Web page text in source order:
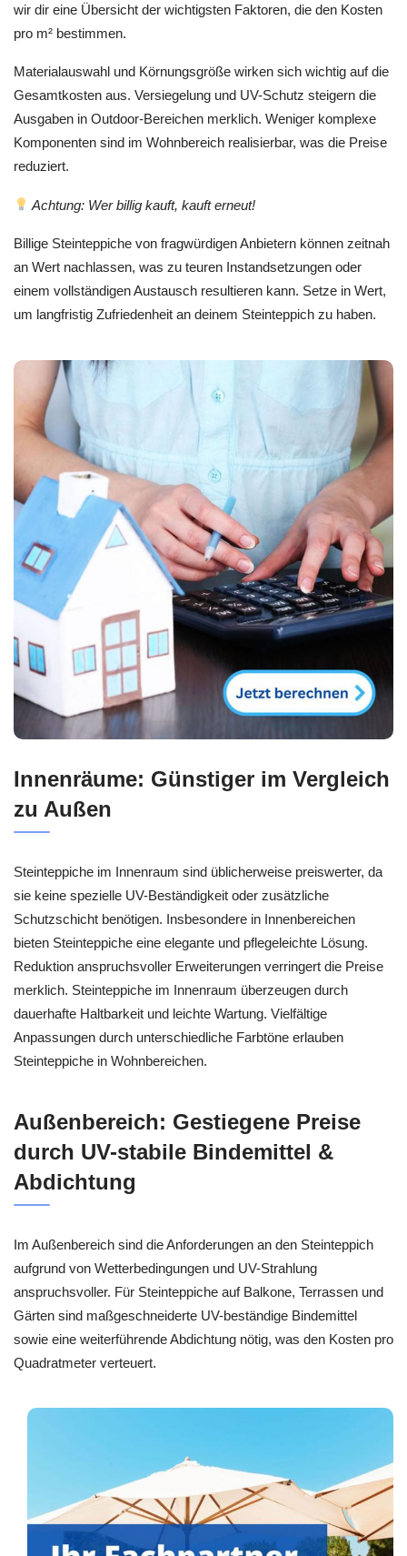
wir dir eine Übersicht der wichtigsten Faktoren, die den Kosten
pro m² bestimmen.
Materialauswahl und Körnungsgröße wirken sich wichtig auf die
Gesamtkosten aus. Versiegelung und UV-Schutz steigern die
Ausgaben in Outdoor-Bereichen merklich. Weniger komplexe
Komponenten sind im Wohnbereich realisierbar, was die Preise
reduziert.
Achtung: Wer billig kauft, kauft erneut!
Billige Steinteppiche von fragwürdigen Anbietern können zeitnah
an Wert nachlassen, was zu teuren Instandsetzungen oder
einem vollständigen Austausch resultieren kann. Setze in Wert,
um langfristig Zufriedenheit an deinem Steinteppich zu haben.
Innenräume: Günstiger im Vergleich
zu Außen
Steinteppiche im Innenraum sind üblicherweise preiswerter, da
sie keine spezielle UV-Beständigkeit oder zusätzliche
Schutzschicht benötigen. Insbesondere in Innenbereichen
bieten Steinteppiche eine elegante und pflegeleichte Lösung.
Reduktion anspruchsvoller Erweiterungen verringert die Preise
merklich. Steinteppiche im Innenraum überzeugen durch
dauerhafte Haltbarkeit und leichte Wartung. Vielfältige
Anpassungen durch unterschiedliche Farbtöne erlauben
Steinteppiche in Wohnbereichen.
Außenbereich: Gestiegene Preise
durch UV-stabile Bindemittel &
Abdichtung
Im Außenbereich sind die Anforderungen an den Steinteppich
aufgrund von Wetterbedingungen und UV-Strahlung
anspruchsvoller. Für Steinteppiche auf Balkone, Terrassen und
Gärten sind maßgeschneiderte UV-beständige Bindemittel
sowie eine weiterführende Abdichtung nötig, was den Kosten pro
Quadratmeter verteuert.